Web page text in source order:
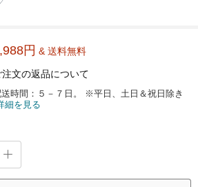
円 & 送料無料
注文の返品について
時間：５－７日。 ※平日、土日＆祝日除き
細を見る
